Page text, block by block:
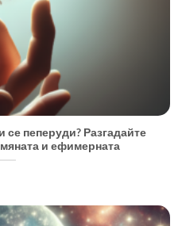
пеперуди? Разгадайте
и ефимерната